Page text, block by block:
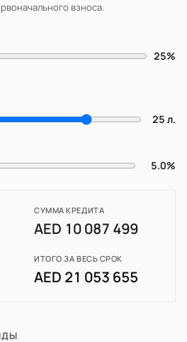
взноса.
25%
25 л.
5.0%
СУММА КРЕДИТА
AED 10 087 499
ИТОГО ЗА ВЕСЬ СРОК
AED 21 053 655